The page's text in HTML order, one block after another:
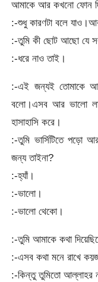
আমাকে আর কখনো ফোন
:-শুধু কারণটা বলে
:-তুমি কী ছোট আছো যে
:-ধরে নাও তাই।
:-এই জন্যই তোমাকে
বলো।এসব আর ভালো
হাসাহাসি করে।
:-তুমি ভার্সিটিতে পড়ো
জন্য তাইনা?
:-হ্যাঁ।
:-ভালো।
:-ভালো থেকো।
:-তুমি আমাকে কথা
:-এসব কথা মনে রাখে
:-কিন্তু তুমিতো আল্লাহর